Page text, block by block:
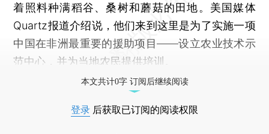
着照料种满稻谷、桑树和蘑菇的田地。美国媒体
Quartz报道介绍说，他们来到这里是为了实施一项
中国在非洲最重要的援助项目——设立农业技术示
范中心，并为当地农民提供培训。
本文共计0字 订阅后继续阅读
登录 后获取已订阅的阅读权限